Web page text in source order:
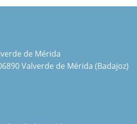
de Mérida
Valverde de Mérida (Badajoz)